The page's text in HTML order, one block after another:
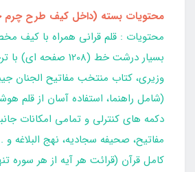
محتویات بسته (داخل کیف طرح چرم
محتویات : قلم قراني همراه با کیف
بسیار درشت خط (1208
وزيري، کتاب منتخب مفاتيح الجنان
(شامل راهنما، استفاده آسان از قلم
دکمه هاي کنترلي و تمامي امکانات
مفاتيح، صحيفه سجاديه، نهج البلاغه و
کامل قرآن (قرائت هر آیه از هر سوره